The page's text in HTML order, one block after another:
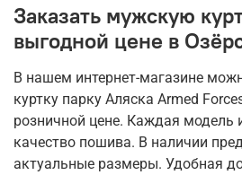
Заказать мужскую
выгодной цене в
В нашем интернет-магазине
куртку парку Аляска Armed
розничной цене. Каждая модель
качество пошива. В наличии
актуальные размеры. Удобная